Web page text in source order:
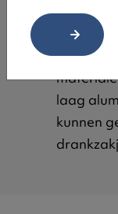
vernis en
laag
kunnen